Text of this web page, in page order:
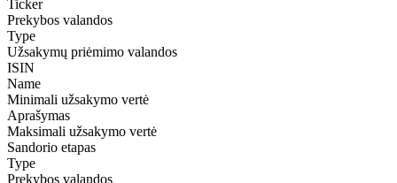
Ticker
Prekybos valandos
Type
Užsakymų priėmimo valandos
ISIN
Name
Minimali užsakymo vertė
Aprašymas
Maksimali užsakymo vertė
Sandorio etapas
Type
Prekybos valandos